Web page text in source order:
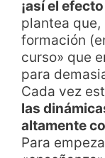
¡así el
plantea que,
formación
curso» que
para
Cada vez
las
altamente
Para